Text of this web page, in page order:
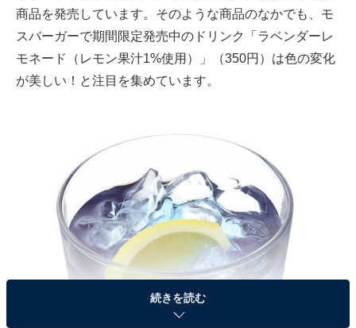
商品を発売しています。そのような商品のなかでも、モ
スバーガーで期間限定発売中のドリンク「ラベンダーレ
モネード（レモン果汁1%使用）」（350円）は色の変化
が美しい！と注目を集めています。
続きを読む